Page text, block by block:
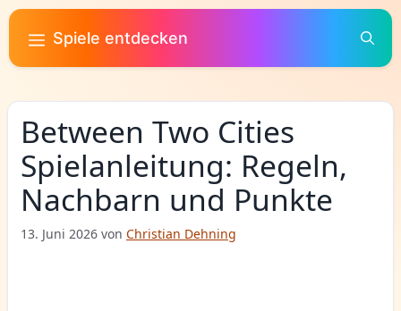
Zum
Inhalt
springen
Spiele entdecken
Between Two Cities
Spielanleitung: Regeln,
Nachbarn und Punkte
13. Juni 2026 von Christian Dehning